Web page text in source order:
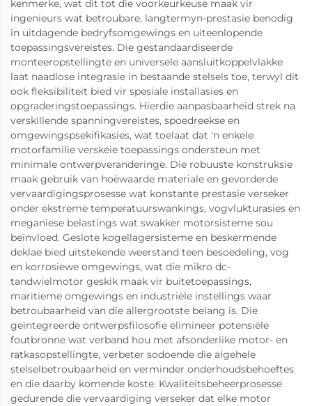
kenmerke, wat dit tot die voorkeurkeuse maak vir
ingenieurs wat betroubare, langtermyn-prestasie benodig
in uitdagende bedryfsomgewings en uiteenlopende
toepassingsvereistes. Die gestandaardiseerde
monteeropstellingte en universele aansluitkoppelvlakke
laat naadlose integrasie in bestaande stelsels toe, terwyl dit
ook fleksibiliteit bied vir spesiale installasies en
opgraderingstoepassings. Hierdie aanpasbaarheid strek na
verskillende spanningvereistes, spoedreekse en
omgewingspsekifikasies, wat toelaat dat 'n enkele
motorfamilie verskeie toepassings ondersteun met
minimale ontwerpveranderinge. Die robuuste konstruksie
maak gebruik van hoëwaarde materiale en gevorderde
vervaardigingsprosesse wat konstante prestasie verseker
onder ekstreme temperatuurswankings, vogvlukturasies en
meganiese belastings wat swakker motorsisteme sou
beïnvloed. Geslote kogellagersisteme en beskermende
deklae bied uitstekende weerstand teen besoedeling, vog
en korrosiewe omgewings, wat die mikro dc-
tandwielmotor geskik maak vir buitetoepassings,
maritieme omgewings en industriële instellings waar
betroubaarheid van die allergrootste belang is. Die
geïntegreerde ontwerpsfilosofie elimineer potensiële
foutbronne wat verband hou met afsonderlike motor- en
ratkasopstellingte, verbeter sodoende die algehele
stelselbetroubaarheid en verminder onderhoudsbehoeftes
en die daarby komende koste. Kwaliteitsbeheerprosesse
gedurende die vervaardiging verseker dat elke motor